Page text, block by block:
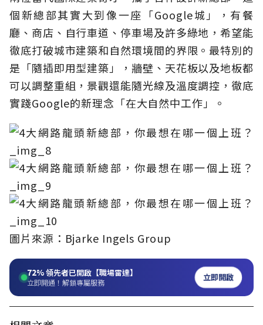
個新總部其實大到像一座「Google城」，有餐
廳、商店、自行車道、停車場及許多綠地，希望能
徹底打破城市建築和自然環境間的界限。最特別的
是「隨插即用型建築」，牆壁、天花板以及地板都
可以調整重組，景觀還能隨光線及溫度調控，徹底
實踐Google的新理念「在大自然中工作」。
圖片來源：Bjarke Ingels Group
72%領先者已開啟【職場雷達】
立即開通！解鎖專屬服務 立即開啟